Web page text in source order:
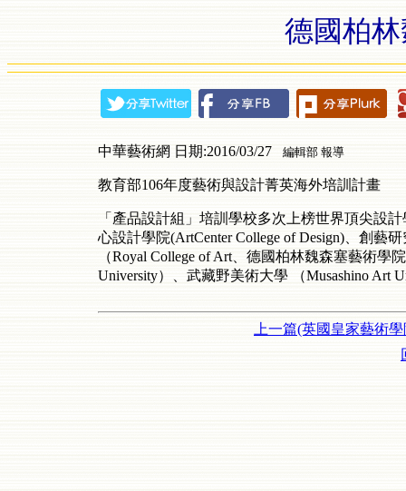
德國柏
中華藝術網 日期:2016/03/27 編輯部 報導
教育部106年度藝術與設計菁英海外培訓計畫
「產品設計組」培訓學校多次上榜世界頂尖設
心設計學院(ArtCenter College of Design)、創藝
（Royal College of Art、德國柏林魏森塞藝術學
University）、武藏野美術大學 （Musashino Art
上一篇(英國皇家藝術